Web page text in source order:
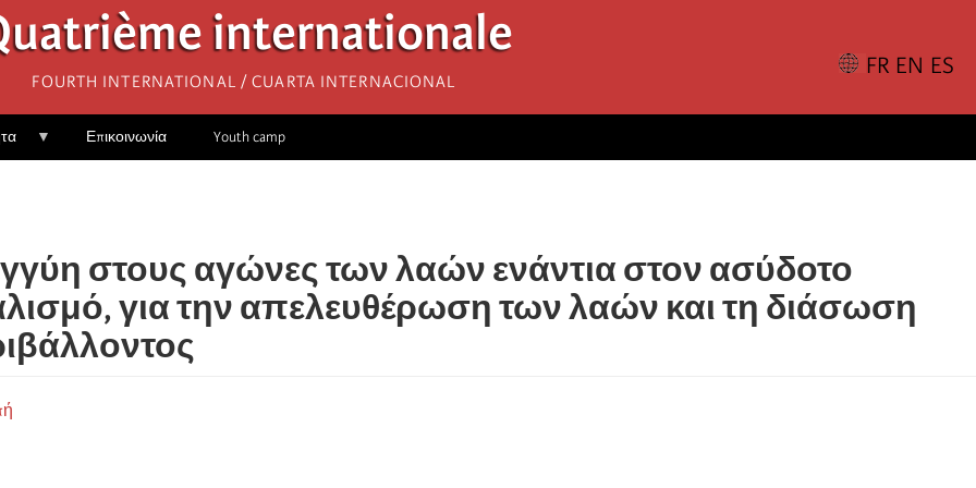
internationale
Fourth International / Cuarta Internacional
Επικοινωνία Youth camp
στους αγώνες των λαών ενάντια στον ασύδοτο
για την απελευθέρωση των λαών και τη διάσωση